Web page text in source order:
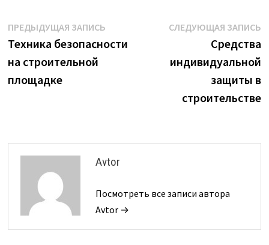
Навигация
по
записям
ПРЕДЫДУЩАЯ ЗАПИСЬПредыдущая
запись:
Техника безопасности
на строительной
площадке
СЛЕДУЮЩАЯ ЗАПИСЬ
Средства
индивидуальной
защиты в
строительстве
Avtor
Посмотреть все записи автора
Avtor →